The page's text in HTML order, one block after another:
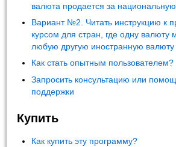
валюта продается за
Вариант №2. Читать инструкцию к
курсом для стран, где одну валюту
любую другую иностранную валюту
Как стать опытным пользователем?
Запросить консультацию или
поддержки
Купить
Как купить эту программу?